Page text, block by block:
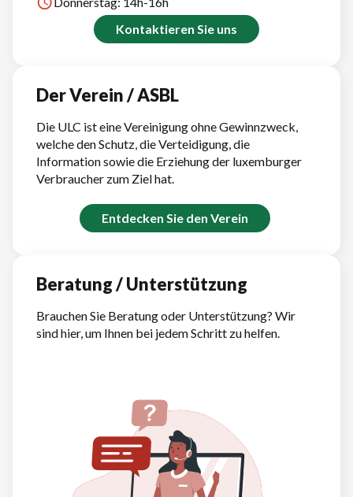
Kontaktieren Sie uns
Der Verein / ASBL
Die ULC ist eine Vereinigung ohne Gewinnzweck,
welche den Schutz, die Verteidigung, die
Information sowie die Erziehung der luxemburger
Verbraucher zum Ziel hat.
Entdecken Sie den Verein
Beratung / Unterstützung
Brauchen Sie Beratung oder Unterstützung? Wir
sind hier, um Ihnen bei jedem Schritt zu helfen.